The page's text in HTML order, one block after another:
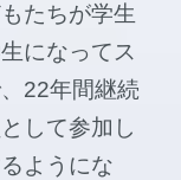
たちが学生
になってス
22年間継続
して参加し
ようにな